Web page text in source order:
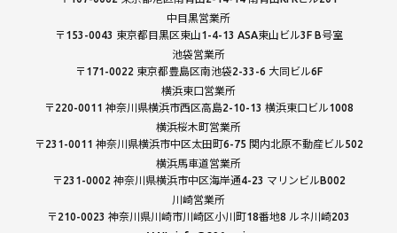
中目黒営業所
〒153-0043 東京都目黒区東山1-4-13 ASA東山ビル3F B号室
池袋営業所
〒171-0022 東京都豊島区南池袋2-33-6 大同ビル6F
横浜東口営業所
〒220-0011 神奈川県横浜市西区高島2-10-13 横浜東口ビル1008
横浜桜木町営業所
〒231-0011 神奈川県横浜市中区太田町6-75 関内北原不動産ビル502
横浜馬車道営業所
〒231-0002 神奈川県横浜市中区海岸通4-23 マリンビルB002
川崎営業所
〒210-0023 神奈川県川崎市川崎区小川町18番地8 ルネ川崎203